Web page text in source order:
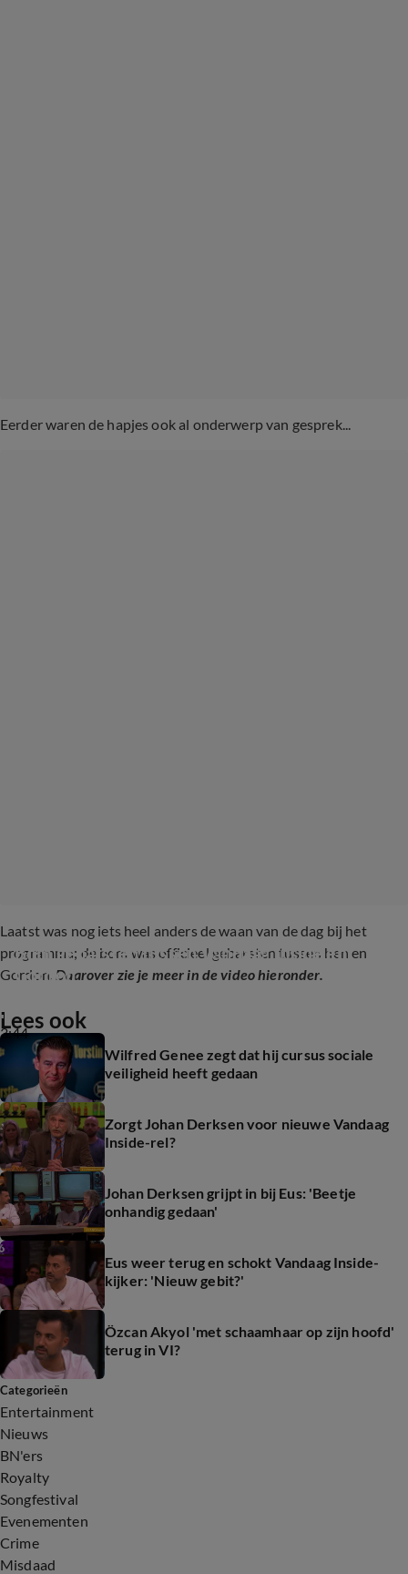
Eerder waren de hapjes ook al onderwerp van gesprek...
Laatst was nog iets heel anders de waan van de dag bij het
programma; de bom was officieel gebarsten tussen hen en
Gordon. Daarover zie je meer in de video hieronder.
3:44
Bom gebarsten tussen Vandaag Inside en
Gordon
Lees ook
Wilfred Genee zegt dat hij cursus sociale
veiligheid heeft gedaan
Zorgt Johan Derksen voor nieuwe Vandaag
Inside-rel?
Johan Derksen grijpt in bij Eus: 'Beetje
onhandig gedaan'
Eus weer terug en schokt Vandaag Inside-
kijker: 'Nieuw gebit?'
Özcan Akyol 'met schaamhaar op zijn hoofd'
terug in VI?
Categorieën
Entertainment
Nieuws
BN'ers
Royalty
Songfestival
Evenementen
Crime
Misdaad